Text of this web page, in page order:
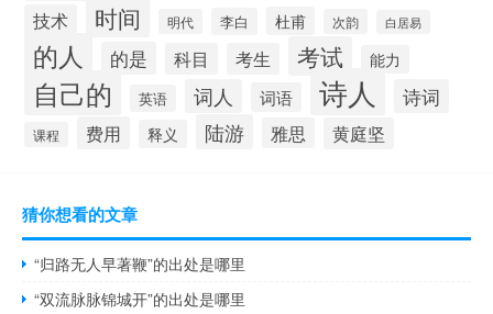
技术 时间 明代 李白 杜甫 次韵 白居易
的人 的是 科目 考生 考试 能力
自己的 英语 词人 词语 诗人 诗词
课程 费用 释义 陆游 雅思 黄庭坚
猜你想看的文章
“归路无人早著鞭”的出处是哪里
“双流脉脉锦城开”的出处是哪里